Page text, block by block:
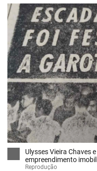
Ulysses Vieira Chaves
empreendimento
Reprodução